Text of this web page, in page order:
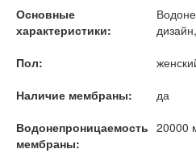
Основные
характеристики:
Пол:
Наличие мембраны:
да
Водонепроницаемость
мембраны:
20000